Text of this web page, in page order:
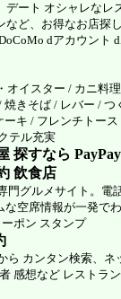
ート オシャレなレ
ど、お得なお店探
dアカウント
オイスター / カニ料
きそば / レバー / つ
キ / フレンチトー
テル充実
探すなら
飲食店
門グルメサイト。電
な空席情報が一発で
ポン スタンプ
ら カンタン検索、ネ
感想など レストラ